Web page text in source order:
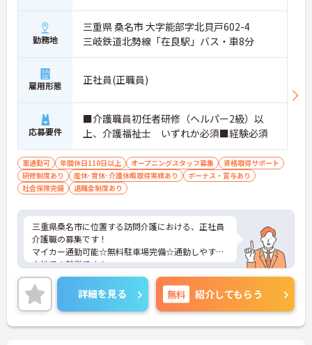
勤務地
三重県 桑名市 大字能部字北貝戸602-4
三岐鉄道北勢線「在良駅」バス・車8分
雇用形態 正社員(正職員)
応募要件
■介護職員初任者研修（ヘルパー2級）以
上、介護福祉士 いずれか必須■経験必須
車通勤可 年間休日110日以上 オープニングスタッフ募集
資格取得サポート
研修制度あり
産休･育休･介護休暇取得実績あり
ボーナス・賞与あり
社会保険完備
退職金制度あり
三重県桑名市に位置する訪問介護における、正社員
介護職の募集です！
マイカー通勤可能☆無料駐車場完備☆通勤しやすい
立地での就業です！
ご興味ある方には、面接対策ポイントなど、さらに
詳細をお話しいたしますのでお気軽にご相談くださ
い。
詳細を見る 無料 紹介してもらう